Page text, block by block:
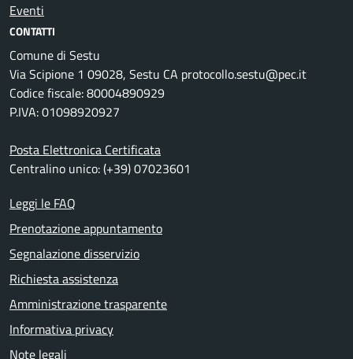
Eventi
CONTATTI
Comune di Sestu
Via Scipione 1 09028, Sestu CA protocollo.sestu@pec.it
Codice fiscale: 80004890929
P.IVA: 01098920927
Posta Elettronica Certificata
Centralino unico: (+39) 07023601
Leggi le FAQ
Prenotazione appuntamento
Segnalazione disservizio
Richiesta assistenza
Amministrazione trasparente
Informativa privacy
Note legali